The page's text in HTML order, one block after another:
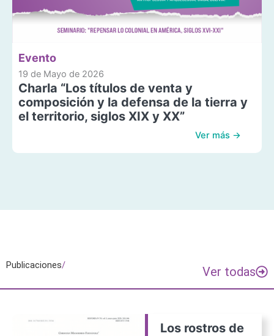
Evento
19 de Mayo de 2026
Charla “Los títulos de venta y
composición y la defensa de la tierra y
el territorio, siglos XIX y XX”
Ver más →
Publicaciones/ Ver todas
Los rostros de